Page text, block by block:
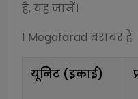
है, यह जानें।
1 Megafarad बराबर है
यूनिट (इकाई)